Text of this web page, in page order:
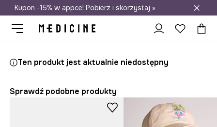
Darmowa dostawa do salonów
Kupon -15% w appce! Pobierz i skorzystaj »
Ten produkt jest aktualnie niedostępny
Sprawdź podobne produkty